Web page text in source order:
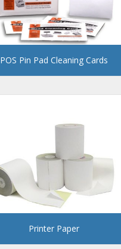
POS Pin Pad Cleaning Cards
Printer Paper